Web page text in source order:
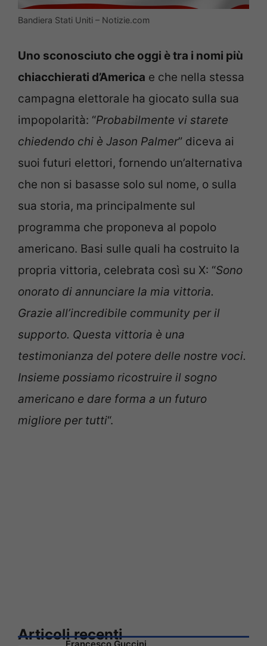
Bandiera Stati Uniti – Notizie.com
Uno sconosciuto che oggi è tra i nomi più
chiacchierati d’America e che nella stessa
campagna elettorale ha giocato sulla sua
impopolarità: “Probabilmente vi starete
chiedendo chi è Jason Palmer” diceva ai
suoi futuri elettori, fornendo un’alternativa
che non si basasse solo sul nome, o sulla
sua storia, ma principalmente sul
programma che proponeva al popolo
americano. Basi sulle quali ha costruito la
propria vittoria, celebrata così su X: “Sono
onorato di annunciare la mia vittoria.
Grazie all’incredibile community per il
supporto. Questa vittoria è una
testimonianza del potere delle nostre voci.
Insieme possiamo ricostruire il sogno
americano e dare forma a un futuro
migliore per tutti“.
Articoli recenti